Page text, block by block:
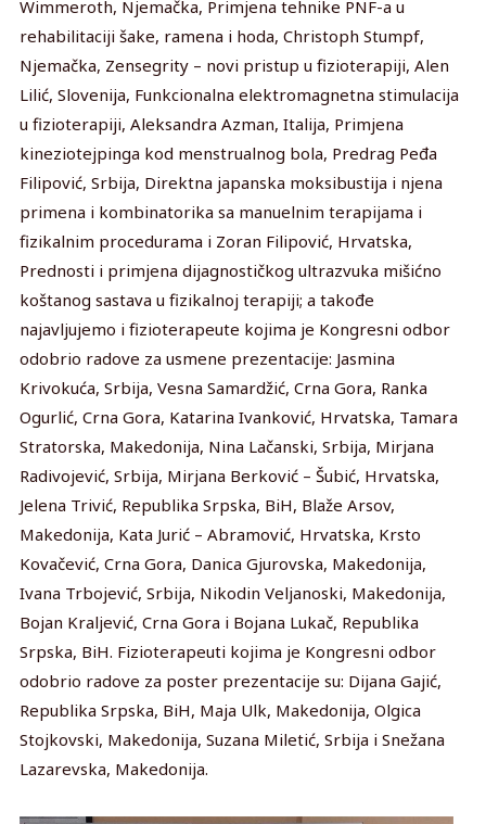
Wimmeroth, Njemačka, Primjena tehnike PNF-a u
rehabilitaciji šake, ramena i hoda, Christoph Stumpf,
Njemačka, Zensegrity – novi pristup u fizioterapiji, Alen
Lilić, Slovenija, Funkcionalna elektromagnetna stimulacija
u fizioterapiji, Aleksandra Azman, Italija, Primjena
kineziotejpinga kod menstrualnog bola, Predrag Peđa
Filipović, Srbija, Direktna japanska moksibustija i njena
primena i kombinatorika sa manuelnim terapijama i
fizikalnim procedurama i Zoran Filipović, Hrvatska,
Prednosti i primjena dijagnostičkog ultrazvuka mišićno
koštanog sastava u fizikalnoj terapiji; a takođe
najavljujemo i fizioterapeute kojima je Kongresni odbor
odobrio radove za usmene prezentacije: Jasmina
Krivokuća, Srbija, Vesna Samardžić, Crna Gora, Ranka
Ogurlić, Crna Gora, Katarina Ivanković, Hrvatska, Tamara
Stratorska, Makedonija, Nina Lačanski, Srbija, Mirjana
Radivojević, Srbija, Mirjana Berković – Šubić, Hrvatska,
Jelena Trivić, Republika Srpska, BiH, Blaže Arsov,
Makedonija, Kata Jurić – Abramović, Hrvatska, Krsto
Kovačević, Crna Gora, Danica Gjurovska, Makedonija,
Ivana Trbojević, Srbija, Nikodin Veljanoski, Makedonija,
Bojan Kraljević, Crna Gora i Bojana Lukač, Republika
Srpska, BiH. Fizioterapeuti kojima je Kongresni odbor
odobrio radove za poster prezentacije su: Dijana Gajić,
Republika Srpska, BiH, Maja Ulk, Makedonija, Olgica
Stojkovski, Makedonija, Suzana Miletić, Srbija i Snežana
Lazarevska, Makedonija.